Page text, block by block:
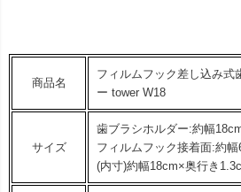
商品名
フィルムフック差し込み式
ー tower W18
サイズ
歯ブラシホルダー:約幅
フィルムフック接着面:約
(内寸)約幅18cm×奥行き